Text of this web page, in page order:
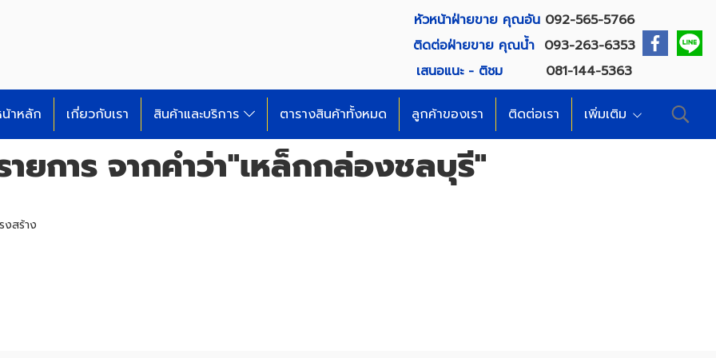
หัวหน้าฝ่ายขาย คุณอัน 092-565-5766
ติดต่อฝ่ายขาย คุณน้ำ 093-263-6353
เสนอแนะ - ติชม 081-144-5363
าหลัก เกี่ยวกับเรา สินค้าและบริการ ตารางสินค้าทั้งหมด ลูกค้าของเรา ติดต่อเรา เพิ่มเติม
ยการ จากคำว่า"เหล็กกล่องชลบุรี"
งสร้าง